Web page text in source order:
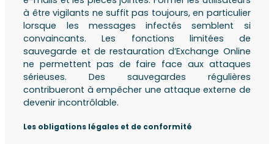
à être vigilants ne suffit pas toujours, en particulier
lorsque les messages infectés semblent si
convaincants. Les fonctions limitées de
sauvegarde et de restauration d’Exchange Online
ne permettent pas de faire face aux attaques
sérieuses. Des sauvegardes régulières
contribueront à empêcher une attaque externe de
devenir incontrôlable.
Les obligations légales et de conformité